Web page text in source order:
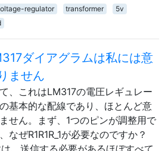
regulator transformer
5v
ダイアグラムは私には意
ません
、これはLM317の電圧レギュレー
基本的な配線であり、ほとんど意
せん。まず、1つのピンが調整用で
なぜR1R1R_1が必要なのですか？
は、送信する必要があるほぼすべて